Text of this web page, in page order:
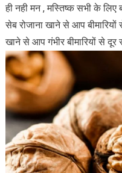
ही नही मन , मस्तिष्क सभी के
सेब रोजाना खाने से आप
खाने से आप गंभीर बीमारियों से दूर